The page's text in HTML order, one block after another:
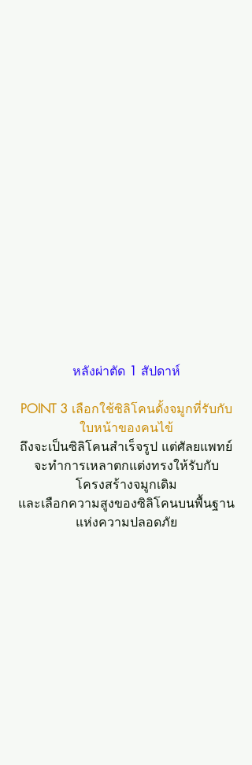
หลังผ่าตัด 1 สัปดาห์
POINT 3 เลือกใช้ซิลิโคนดั้งจมูกที่รับกับ
ใบหน้าของคนไข้
ถึงจะเป็นซิลิโคนสำเร็จรูป แต่ศัลยแพทย์
จะทำการเหลาตกแต่งทรงให้รับกับ
โครงสร้างจมูกเดิม
และเลือกความสูงของซิลิโคนบนพื้นฐาน
แห่งความปลอดภัย